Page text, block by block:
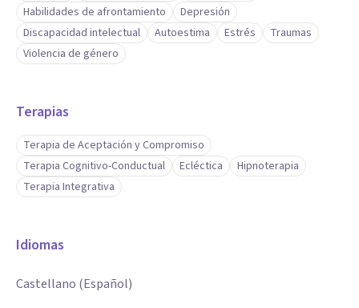
Habilidades de afrontamiento
Depresión
Discapacidad intelectual
Autoestima Estrés
Traumas
Violencia de género
Terapias
Terapia de Aceptación y Compromiso
Terapia Cognitivo-Conductual
Ecléctica
Hipnoterapia
Terapia Integrativa
Idiomas
Castellano (Español)